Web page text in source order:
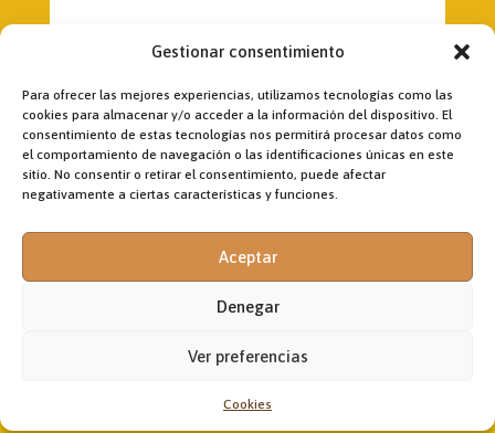
Gestionar consentimiento
Para ofrecer las mejores experiencias, utilizamos tecnologías como las
cookies para almacenar y/o acceder a la información del dispositivo. El
consentimiento de estas tecnologías nos permitirá procesar datos como
el comportamiento de navegación o las identificaciones únicas en este
sitio. No consentir o retirar el consentimiento, puede afectar
negativamente a ciertas características y funciones.
Aceptar
Denegar
Ver preferencias
Cookies
Dirección:
Fr. Jon Korta
director@laobramaxima.es
Jon Andoni Ruiz de Zárate
administrador@laobramaxima.es
José Ángel Laka